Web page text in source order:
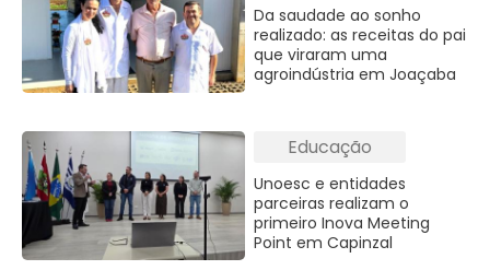
Da saudade ao sonho
realizado: as receitas do pai
que viraram uma
agroindústria em Joaçaba
Educação
Unoesc e entidades
parceiras realizam o
primeiro Inova Meeting
Point em Capinzal